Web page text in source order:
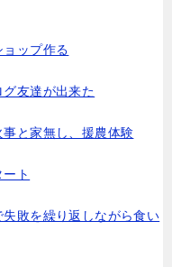
ップ作る
友達が出来た
と家無し、援農体験
ト
敗を繰り返しながら食い